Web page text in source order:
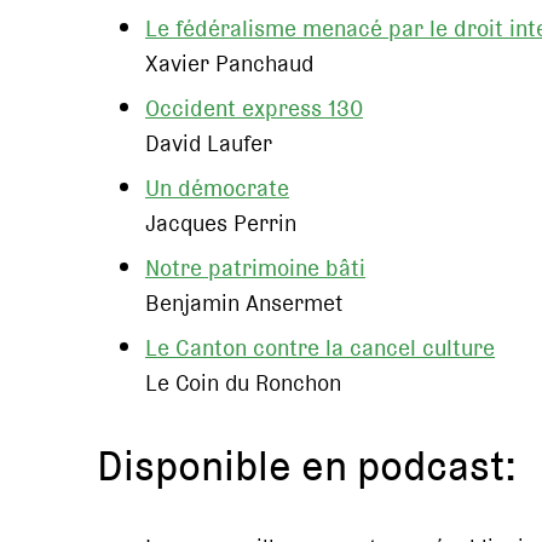
Le fédéralisme menacé par le droit
Xavier Panchaud
Occident express 130
David Laufer
Un démocrate
Jacques Perrin
Notre patrimoine bâti
Benjamin Ansermet
Le Canton contre la cancel culture
Le Coin du Ronchon
Disponible en podcast: